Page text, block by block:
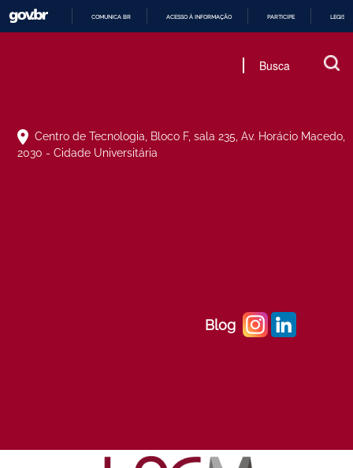
COMUNICA BR ACESSO À INFORMAÇÃO PARTICIPE
Centro de Tecnologia, Bloco F, sala 235, Av. Horácio Macedo,
2030 - Cidade Universitária
Blog